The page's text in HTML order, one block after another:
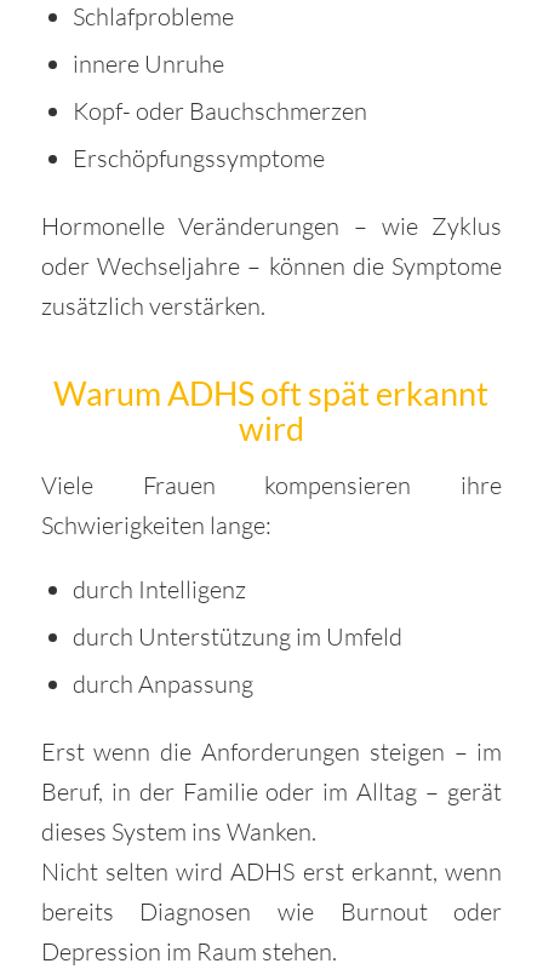
Schlafprobleme
innere Unruhe
Kopf- oder Bauchschmerzen
Erschöpfungssymptome
Hormonelle Veränderungen – wie Zyklus
oder Wechseljahre – können die Symptome
zusätzlich verstärken.
Warum ADHS oft spät erkannt
wird
Viele Frauen kompensieren ihre
Schwierigkeiten lange:
durch Intelligenz
durch Unterstützung im Umfeld
durch Anpassung
Erst wenn die Anforderungen steigen – im
Beruf, in der Familie oder im Alltag – gerät
dieses System ins Wanken.
Nicht selten wird ADHS erst erkannt, wenn
bereits Diagnosen wie Burnout oder
Depression im Raum stehen.